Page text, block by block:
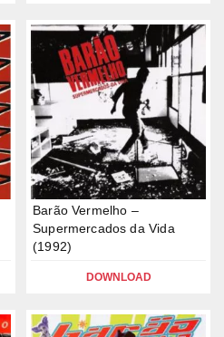
Barão Vermelho –
Supermercados da Vida
(1992)
DOWNLOAD